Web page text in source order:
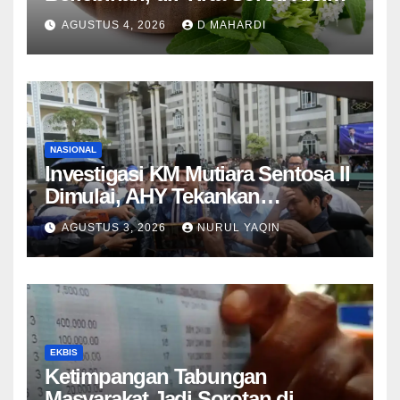
Resistensi Insulin
AGUSTUS 4, 2026 D MAHARDI
NASIONAL
Investigasi KM Mutiara Sentosa II
Dimulai, AHY Tekankan
Keselamatan Kapal
AGUSTUS 3, 2026 NURUL YAQIN
EKBIS
Ketimpangan Tabungan